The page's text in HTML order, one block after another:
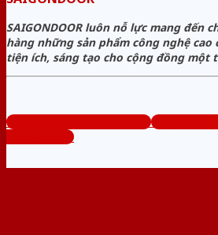
SAIGONDOOR luôn nỗ lực mang đến
hàng những sản phẩm công nghệ
tiện ích, sáng tạo cho cộng đồng một
www.cuathepcuanhom.com
Tổng đài tư
0824.400.400